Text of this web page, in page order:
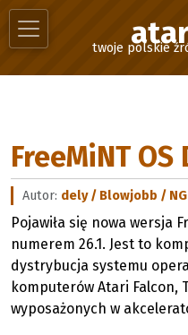
twoje polskie
FreeMiNT OS
Autor: dely / Blowjobb / NG
Pojawiła się nowa wersja
numerem 26.1. Jest to
dystrybucja systemu
komputerów Atari Falcon,
wyposażonych w